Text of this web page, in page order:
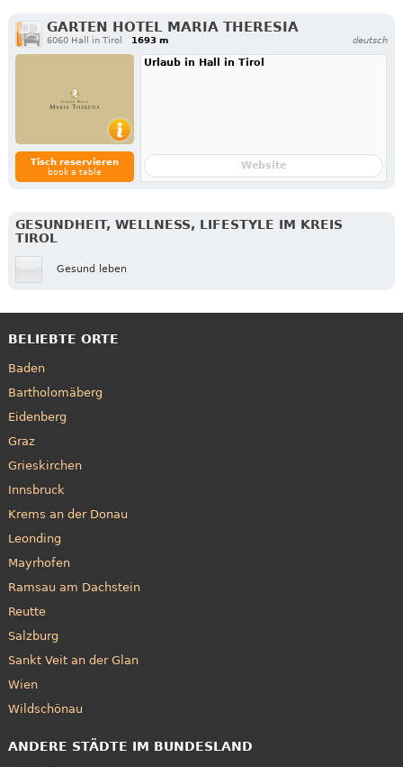
GARTEN HOTEL MARIA THERESIA
6060 Hall in Tirol 1693 m deutsch
Tisch reservieren
book a table
Urlaub in Hall in Tirol
Website
GESUNDHEIT, WELLNESS, LIFESTYLE IM KREIS
TIROL
Gesund leben
BELIEBTE ORTE
Baden
Bartholomäberg
Eidenberg
Graz
Grieskirchen
Innsbruck
Krems an der Donau
Leonding
Mayrhofen
Ramsau am Dachstein
Reutte
Salzburg
Sankt Veit an der Glan
Wien
Wildschönau
ANDERE STÄDTE IM BUNDESLAND